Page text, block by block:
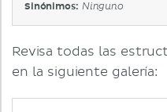
Sinónimos: Ninguno
Revisa todas las
en la siguiente galería: